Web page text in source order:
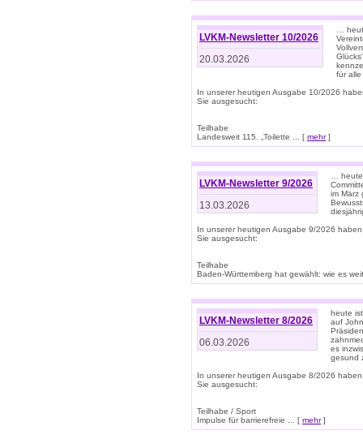
LVKM-Newsletter 10/2026
20.03.2026
…
für
In unserer heutigen Ausgabe 10/2026
Sie ausgesucht:
Teilhabe
Landesweit 115. „Toilette ... [ mehr]
LVKM-Newsletter 9/2026
13.03.2026
…
im März
In unserer heutigen Ausgabe 9/2026
Sie ausgesucht:
Teilhabe
Baden-Württemberg hat gewählt: wie es
LVKM-Newsletter 8/2026
06.03.2026
heute
auf
es
gesund
In unserer heutigen Ausgabe 8/2026
Sie ausgesucht:
Teilhabe / Sport
Impulse für barrierefreie ... [ mehr]